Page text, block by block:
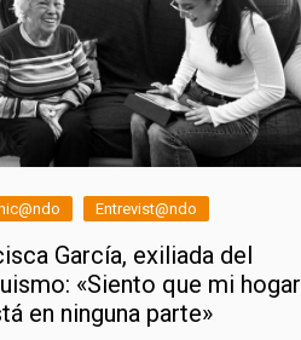
Entrevist@ndo
García, exiliada del
«Siento que mi hogar
en ninguna parte»